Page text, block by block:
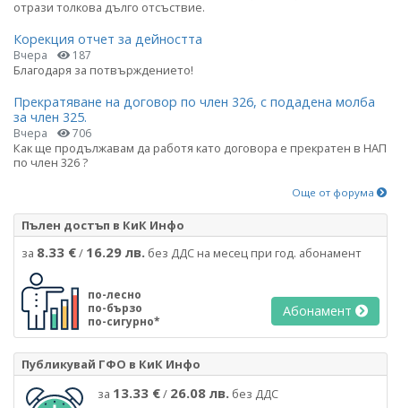
отрази толкова дълго отсъствие.
Корекция отчет за дейността
Вчера 187
Благодаря за потвърждението!
Прекратяване на договор по член 326, с подадена молба
за член 325.
Вчера 706
Как ще продължавам да работя като договора е прекратен в НАП
по член 326 ?
Още от форума
Пълен достъп в КиК Инфо
за 8.33 €/ 16.29 лв. без ДДС на месец при год. абонамент
по-лесно
по-бързо
по-сигурно*
Абонамент
Публикувай ГФО в КиК Инфо
за 13.33 €/ 26.08 лв. без ДДС